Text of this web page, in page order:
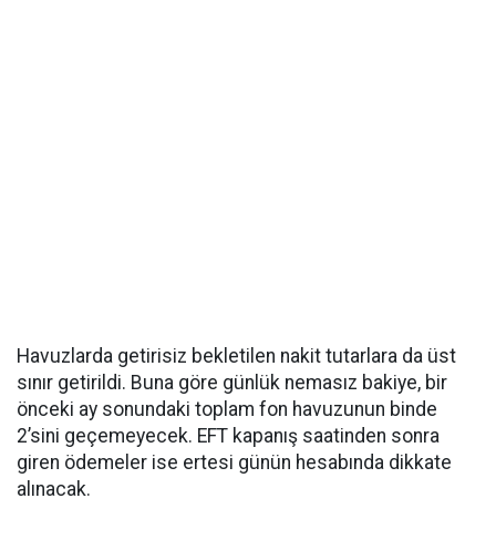
Havuzlarda getirisiz bekletilen nakit tutarlara da üst
sınır getirildi. Buna göre günlük nemasız bakiye, bir
önceki ay sonundaki toplam fon havuzunun binde
2’sini geçemeyecek. EFT kapanış saatinden sonra
giren ödemeler ise ertesi günün hesabında dikkate
alınacak.